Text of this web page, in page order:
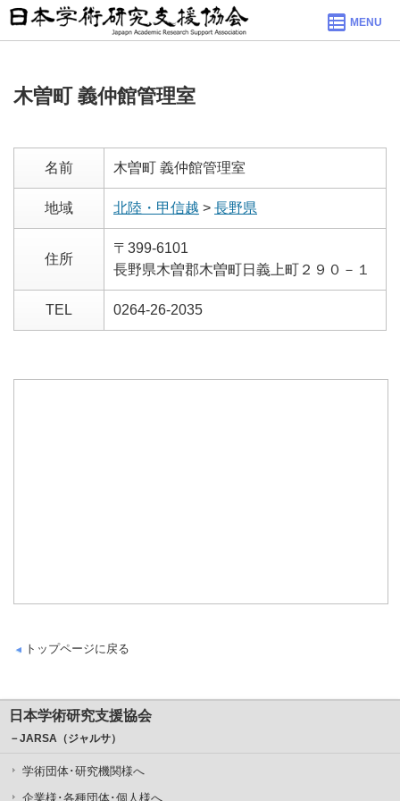
MENU
木曽町 義仲館管理室
名前 木曽町 義仲館管理室
地域 北陸・甲信越 > 長野県
住所
〒399-6101
長野県木曽郡木曽町日義上町２９０－１
TEL 0264-26-2035
トップページに戻る
日本学術研究支援協会
－JARSA（ジャルサ）
学術団体･研究機関様へ
企業様･各種団体･個人様へ